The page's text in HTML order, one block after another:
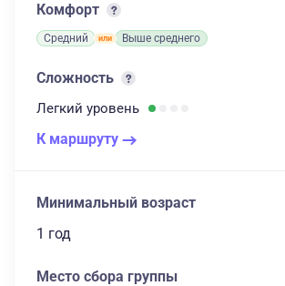
Комфорт
Средний Выше среднего
Сложность
Легкий уровень
К маршруту
Минимальный возраст
1 год
Место сбора группы